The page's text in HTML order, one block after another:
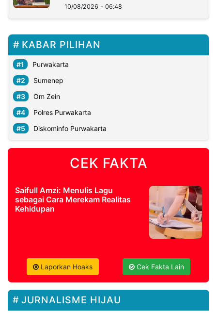
10/08/2026 - 06:48
KABAR PILIHAN
Purwakarta
Sumenep
Om Zein
Polres Purwakarta
Diskominfo Purwakarta
CEK FAKTA
Saifull Amzi: Menulis Lagu
sebagai Cara Merekam Realitas
Kehidupan
Laporkan Hoaks Cek Fakta Lain
JURNALISME HIJAU